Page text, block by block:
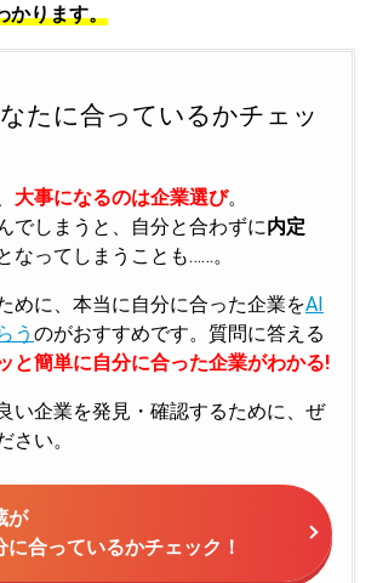
かります。
たに合っているかチェッ
大事になるのは企業選び。
でしまうと、自分と合わずに内定
なってしまうことも……。
めに、本当に自分に合った企業をAI
う のがおすすめです。質問に答える
と簡単に自分に合った企業がわかる!
い企業を発見・確認するために、ぜ
さい。
が
に合っているかチェック！